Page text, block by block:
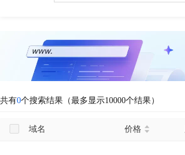
共有0个搜索结果（最多显示10000个结果）
域名 价格